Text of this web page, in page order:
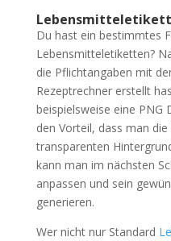
Du hast ein bestimmtes
Lebensmitteletiketten?
die Pflichtangaben mit
Rezeptrechner erstellt
beispielsweise eine PNG
den Vorteil, dass man
transparenten
kann man im nächsten
anpassen und sein
generieren.
Wer nicht nur Standard